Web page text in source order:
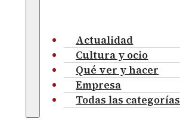
Actualidad
Cultura y ocio
Qué ver y hacer
Empresa
Todas las categorías